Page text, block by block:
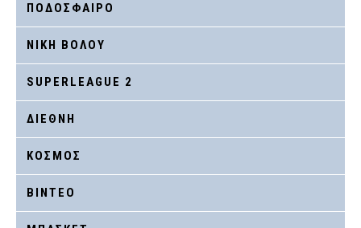
ΠΟΔΟΣΦΑΙΡΟ
ΝΙΚΗ ΒΟΛΟΥ
SUPERLEAGUE 2
ΔΙΕΘΝΗ
ΚΟΣΜΟΣ
ΒΙΝΤΕΟ